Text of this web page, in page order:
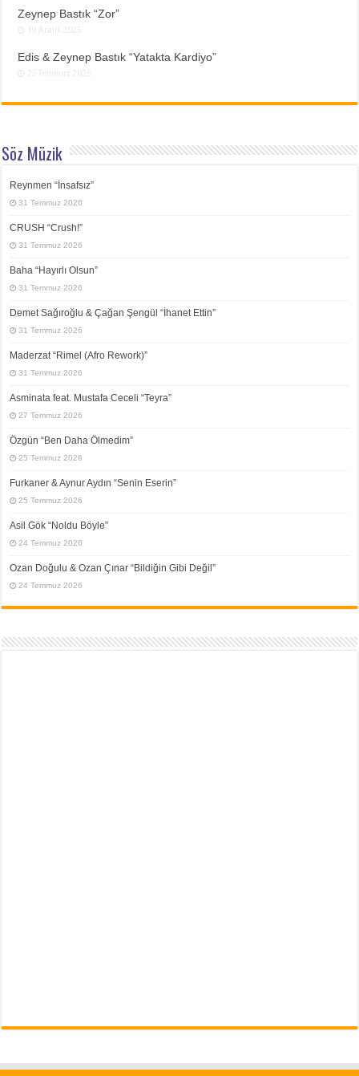
Zeynep Bastık “Zor”
Edis & Zeynep Bastık “Yatakta Kardiyo”
Söz Müzik
Reynmen “İnsafsız”
31 Temmuz 2026
CRUSH “Crush!”
31 Temmuz 2026
Baha “Hayırlı Olsun”
31 Temmuz 2026
Demet Sağıroğlu & Çağan Şengül “İhanet Ettin”
31 Temmuz 2026
Maderzat “Rimel (Afro Rework)”
31 Temmuz 2026
Asminata feat. Mustafa Ceceli “Teyra”
27 Temmuz 2026
Özgün “Ben Daha Ölmedim”
25 Temmuz 2026
Furkaner & Aynur Aydın “Senin Eserin”
25 Temmuz 2026
Asil Gök “Noldu Böyle”
24 Temmuz 2026
Ozan Doğulu & Ozan Çınar “Bildiğin Gibi Değil”
24 Temmuz 2026